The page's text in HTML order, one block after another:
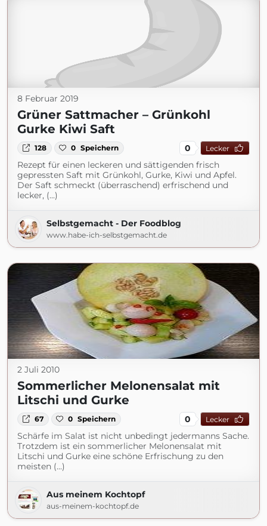
8 Februar 2019
Grüner Sattmacher – Grünkohl
Gurke Kiwi Saft
128 0 Speichern 0 Lecker
Rezept für einen leckeren und sättigenden frisch
gepressten Saft mit Grünkohl, Gurke, Kiwi und Apfel.
Der Saft schmeckt (überraschend) erfrischend und
lecker, (...)
Selbstgemacht - Der Foodblog
www.habe-ich-selbstgemacht.de
2 Juli 2010
Sommerlicher Melonensalat mit
Litschi und Gurke
67 0 Speichern 0 Lecker
Schärfe im Salat ist nicht unbedingt jedermanns Sache.
Trotzdem ist ein sommerlicher Melonensalat mit
Litschi und Gurke eine schöne Erfrischung zu den
meisten (...)
Aus meinem Kochtopf
aus-meinem-kochtopf.de